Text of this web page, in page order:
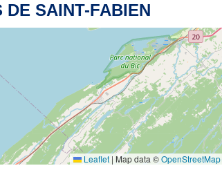
DE SAINT-FABIEN
Leaflet | Map data ©OpenStreetMap